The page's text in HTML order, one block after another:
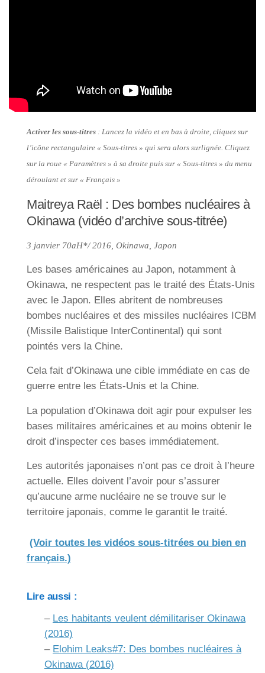
Activer les sous-titres : Lancez la vidéo et en bas à droite, cliquez sur
l’icône rectangulaire « Sous-titres » qui sera alors surlignée. Cliquez
sur la roue « Paramètres » à sa droite puis sur « Sous-titres » du menu
déroulant et sur « Français »
Maitreya Raël : Des bombes nucléaires à
Okinawa (vidéo d’archive sous-titrée)
3 janvier 70aH*/ 2016, Okinawa, Japon
Les bases américaines au Japon, notamment à
Okinawa, ne respectent pas le traité des États-Unis
avec le Japon. Elles abritent de nombreuses
bombes nucléaires et des missiles nucléaires ICBM
(Missile Balistique InterContinental) qui sont
pointés vers la Chine.
Cela fait d’Okinawa une cible immédiate en cas de
guerre entre les États-Unis et la Chine.
La population d’Okinawa doit agir pour expulser les
bases militaires américaines et au moins obtenir le
droit d’inspecter ces bases immédiatement.
Les autorités japonaises n’ont pas ce droit à l’heure
actuelle. Elles doivent l’avoir pour s’assurer
qu’aucune arme nucléaire ne se trouve sur le
territoire japonais, comme le garantit le traité.
(Voir toutes les vidéos sous-titrées ou bien en
français.)
Lire aussi :
– Les habitants veulent démilitariser Okinawa
(2016)
– Elohim Leaks#7: Des bombes nucléaires à
Okinawa (2016)